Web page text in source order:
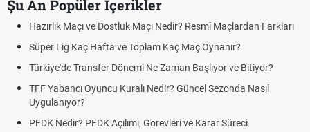
Şu An Popüler İçerikler
Hazırlık Maçı ve Dostluk Maçı Nedir? Resmî Maçlardan Farkları
Süper Lig Kaç Hafta ve Toplam Kaç Maç Oynanır?
Türkiye'de Transfer Dönemi Ne Zaman Başlıyor ve Bitiyor?
TFF Yabancı Oyuncu Kuralı Nedir? Güncel Sezonda Nasıl
Uygulanıyor?
PFDK Nedir? PFDK Açılımı, Görevleri ve Karar Süreci